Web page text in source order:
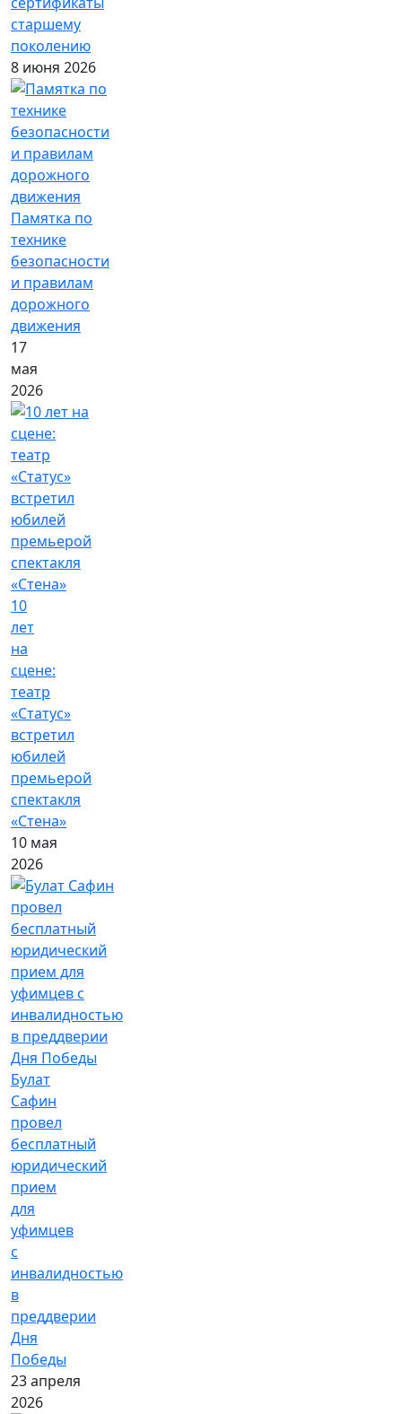
старшему
поколению
8 июня 2026
Памятка по
технике
безопасности
и правилам
дорожного
движения
17
мая
2026
10
лет
на
сцене:
театр
«Статус»
встретил
юбилей
премьерой
спектакля
«Стена»
10 мая
2026
Булат
Сафин
провел
бесплатный
юридический
прием
для
уфимцев
с
инвалидностью
в
преддверии
Дня
Победы
23 апреля
2026